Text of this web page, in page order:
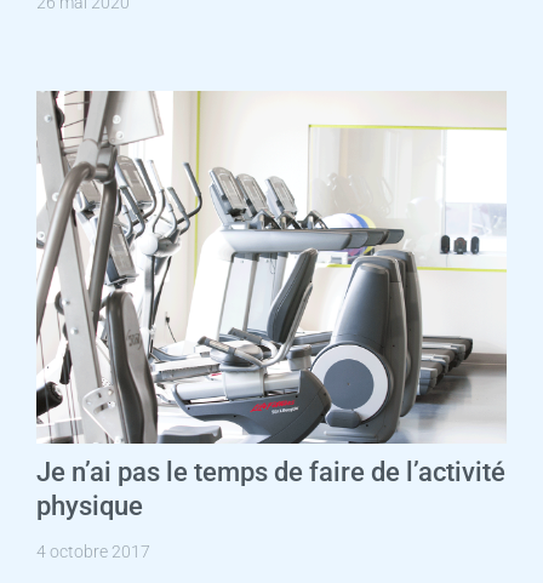
Je n’ai pas le temps de faire de l’activité
physique
4 octobre 2017